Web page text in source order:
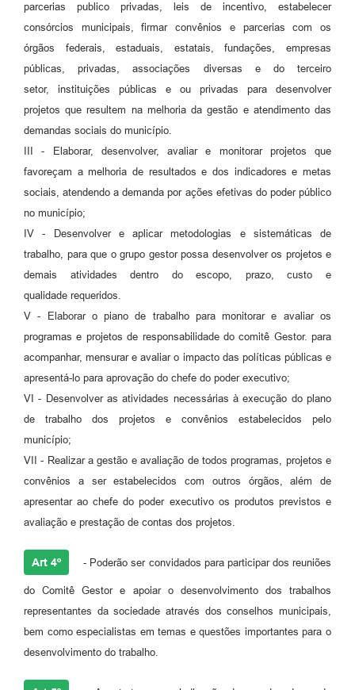
parcerias publico privadas, leis de incentivo, estabelecer
consórcios municipais, firmar convênios e parcerias com os
órgãos federais, estaduais, estatais, fundações, empresas
públicas, privadas, associações diversas e do terceiro
setor, instituições públicas e ou privadas para desenvolver
projetos que resultem na melhoria da gestão e atendimento das
demandas sociais do município.
III - Elaborar, desenvolver, avaliar e monitorar projetos que
favoreçam a melhoria de resultados e dos indicadores e metas
sociais, atendendo a demanda por ações efetivas do poder público
no município;
IV - Desenvolver e aplicar metodologias e sistemáticas de
trabalho, para que o grupo gestor possa desenvolver os projetos e
demais atividades dentro do escopo, prazo, custo e
qualidade requeridos.
V - Elaborar o piano de trabalho para monitorar e avaliar os
programas e projetos de responsabilidade do comitê Gestor. para
acompanhar, mensurar e avaliar o impacto das políticas públicas e
apresentá-lo para aprovação do chefe do poder executivo;
VI - Desenvolver as atividades necessárias à execução do plano
de trabalho dos projetos e convênios estabelecidos pelo
município;
VII - Realizar a gestão e avaliação de todos programas, projetos e
convênios a ser estabelecidos com outros órgãos, além de
apresentar ao chefe do poder executivo os produtos previstos e
avaliação e prestação de contas dos projetos.
Art 4º - Poderão ser convidados para participar dos reuniões
do Comitê Gestor e apoiar o desenvolvimento dos trabalhos
representantes da sociedade através dos conselhos municipais,
bem como especialistas em temas e questões importantes para o
desenvolvimento do trabalho.